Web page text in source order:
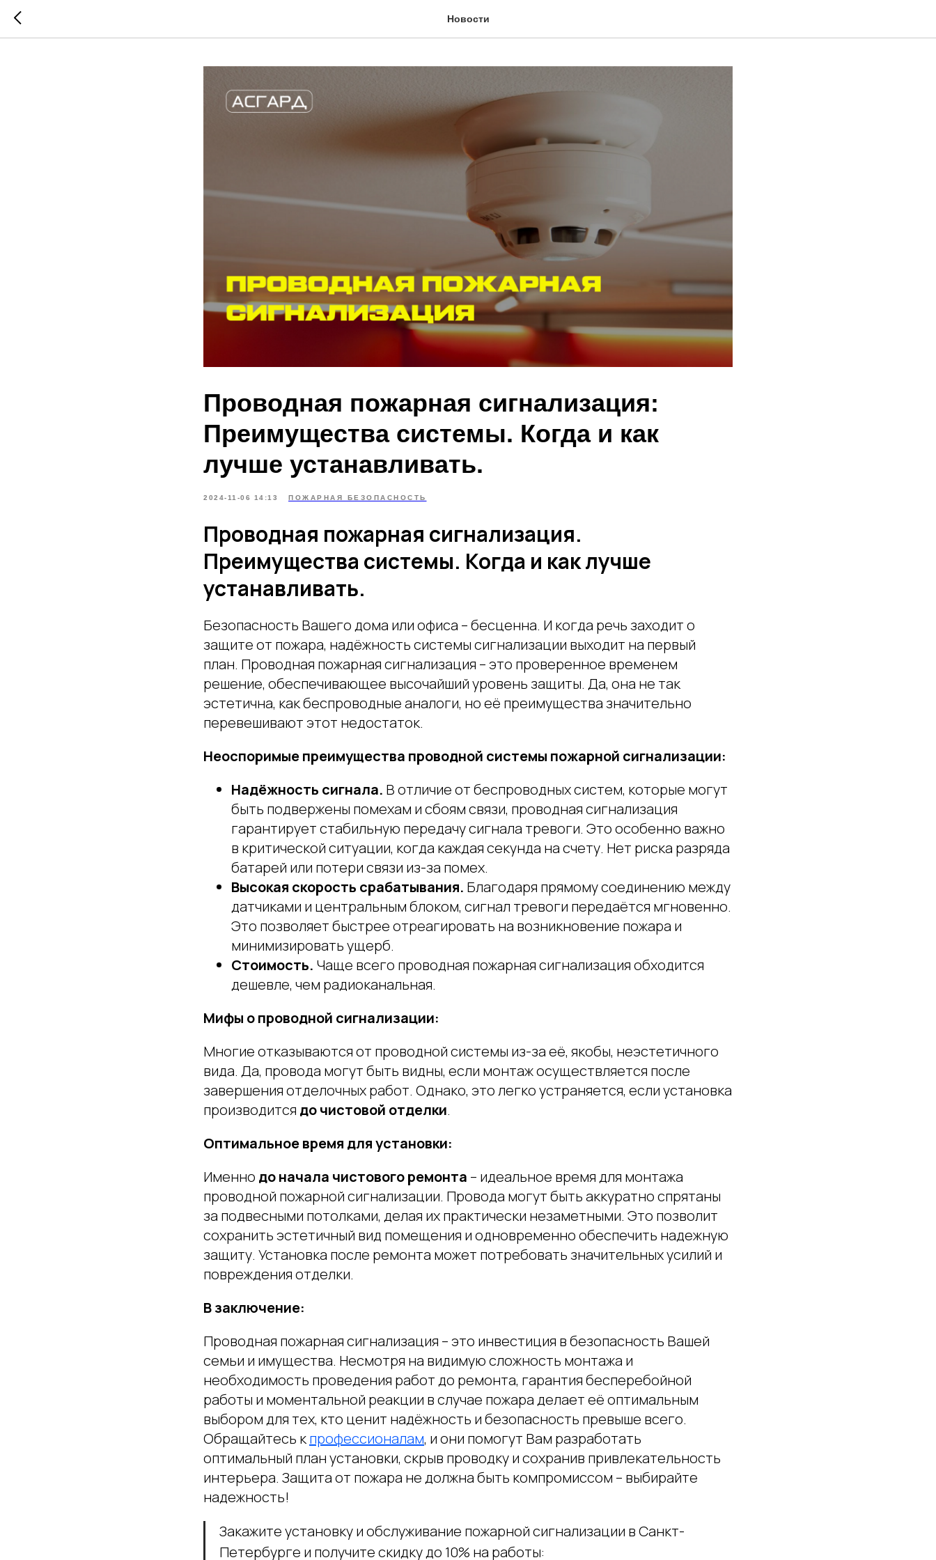
Новости
Проводная пожарная сигнализация:
Преимущества системы. Когда и как
лучше устанавливать.
2024-11-06 14:13 ПОЖАРНАЯ БЕЗОПАСНОСТЬ
Проводная пожарная сигнализация.
Преимущества системы. Когда и как лучше
устанавливать.
Безопасность Вашего дома или офиса – бесценна. И когда речь заходит о
защите от пожара, надёжность системы сигнализации выходит на первый
план. Проводная пожарная сигнализация – это проверенное временем
решение, обеспечивающее высочайший уровень защиты. Да, она не так
эстетична, как беспроводные аналоги, но её преимущества значительно
перевешивают этот недостаток.
Неоспоримые преимущества проводной системы пожарной сигнализации:
Надёжность сигнала. В отличие от беспроводных систем, которые могут
быть подвержены помехам и сбоям связи, проводная сигнализация
гарантирует стабильную передачу сигнала тревоги. Это особенно важно
в критической ситуации, когда каждая секунда на счету. Нет риска разряда
батарей или потери связи из-за помех.
Высокая скорость срабатывания. Благодаря прямому соединению между
датчиками и центральным блоком, сигнал тревоги передаётся мгновенно.
Это позволяет быстрее отреагировать на возникновение пожара и
минимизировать ущерб.
Стоимость. Чаще всего проводная пожарная сигнализация обходится
дешевле, чем радиоканальная.
Мифы о проводной сигнализации:
Многие отказываются от проводной системы из-за её, якобы, неэстетичного
вида. Да, провода могут быть видны, если монтаж осуществляется после
завершения отделочных работ. Однако, это легко устраняется, если установка
производится до чистовой отделки.
Оптимальное время для установки:
Именно до начала чистового ремонта – идеальное время для монтажа
проводной пожарной сигнализации. Провода могут быть аккуратно спрятаны
за подвесными потолками, делая их практически незаметными. Это позволит
сохранить эстетичный вид помещения и одновременно обеспечить надежную
защиту. Установка после ремонта может потребовать значительных усилий и
повреждения отделки.
В заключение:
Проводная пожарная сигнализация – это инвестиция в безопасность Вашей
семьи и имущества. Несмотря на видимую сложность монтажа и
необходимость проведения работ до ремонта, гарантия бесперебойной
работы и моментальной реакции в случае пожара делает её оптимальным
выбором для тех, кто ценит надёжность и безопасность превыше всего.
Обращайтесь кпрофессионалам, и они помогут Вам разработать
оптимальный план установки, скрыв проводку и сохранив привлекательность
интерьера. Защита от пожара не должна быть компромиссом – выбирайте
надежность!
Закажите установку и обслуживание пожарной сигнализации в Санкт-
Петербурге и получите скидку до 10% на работы: